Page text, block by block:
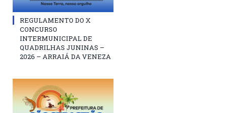
REGULAMENTO DO X
CONCURSO
INTERMUNICIPAL DE
QUADRILHAS JUNINAS –
2026 – ARRAIÁ DA VENEZA